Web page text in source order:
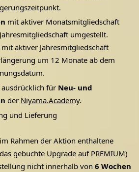
mit aktiver Monatsmitgliedschaft
umgestellt.
aktiver Jahres­mitgliedschaft
um 12 Monate ab dem
für Neu- und
der Niyama.Academy.
und Lieferung
Rahmen der Aktion enthaltene
gebuchte Upgrade auf PREMIUM)
nicht innerhalb von6 Wochen